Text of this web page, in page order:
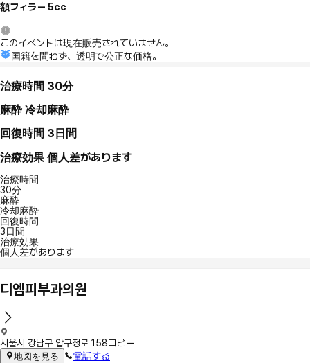
額フィラー 5cc
このイベントは現在販売されていません。
国籍を問わず、透明で公正な価格。
治療時間 30分
麻酔 冷却麻酔
回復時間 3日間
治療効果 個人差があります
治療時間
30分
麻酔
冷却麻酔
回復時間
3日間
治療効果
個人差があります
디엠피부과의원
서울시 강남구 압구정로 158コピー
地図を見る
電話する